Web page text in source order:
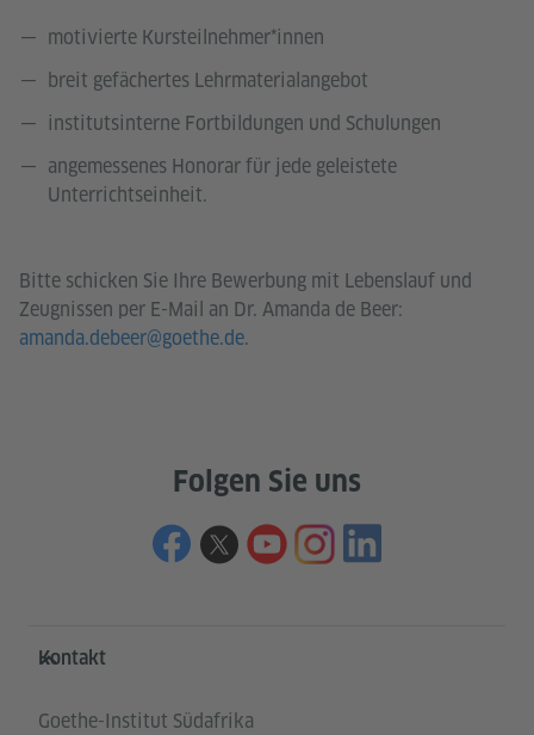
motivierte Kursteilnehmer*innen
breit gefächertes Lehrmaterialangebot
institutsinterne Fortbildungen und Schulungen
angemessenes Honorar für jede geleistete
Unterrichtseinheit.
Bitte schicken Sie Ihre Bewerbung mit Lebenslauf und
Zeugnissen per E-Mail an Dr. Amanda de Beer:
amanda.debeer@goethe.de.
Folgen Sie uns
Service- und Informationsbereich
Kontakt
Goethe-Institut Südafrika